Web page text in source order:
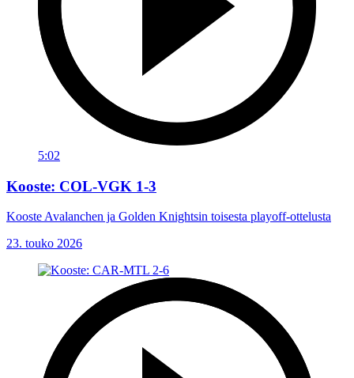
5:02
Kooste: COL-VGK 1-3
Kooste Avalanchen ja Golden Knightsin toisesta playoff-ottelusta
23. touko 2026